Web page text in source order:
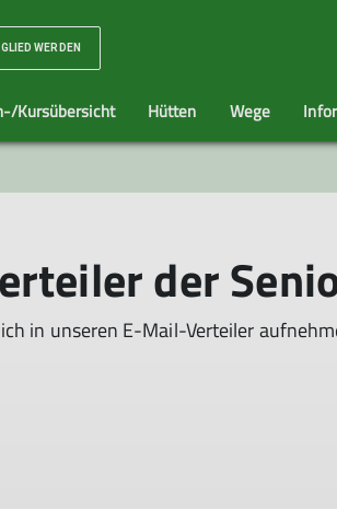
WERDEN
Historie Senioren
Kursübersicht Hütten Wege
der
in unseren E-Mail-Verteiler